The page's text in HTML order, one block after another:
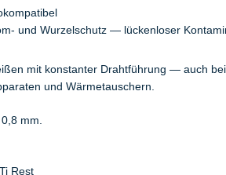
und Wurzelschutz — lückenloser
mit konstanter Drahtführung — auch
und Wärmetauschern.
mm.
Rest